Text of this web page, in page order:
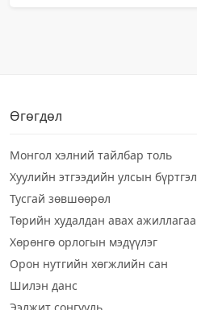
Өгөгдөл
Монгол хэлний тайлбар толь
Хуулийн этгээдийн улсын бүртгэл
Тусгай зөвшөөрөл
Төрийн худалдан авах ажиллагаа
Хөрөнгө орлогын мэдүүлэг
Орон нутгийн хөгжлийн сан
Шилэн данс